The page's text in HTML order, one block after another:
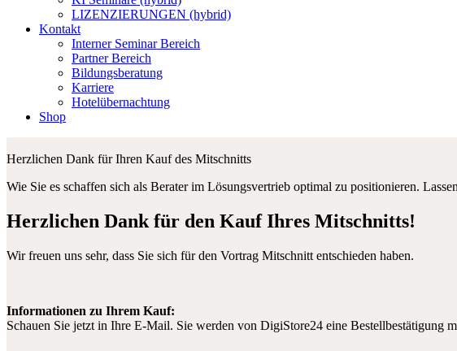
LIZENZIERUNGEN (hybrid)
Kontakt
Interner Seminar Bereich
Partner Bereich
Bildungsberatung
Karriere
Hotelübernachtung
Shop
Herzlichen Dank für Ihren Kauf des Mitschnitts
Wie Sie es schaffen sich als Berater im Lösungsvertrieb optimal zu positionieren.
Herzlichen Dank für den Kauf Ihres Mitschnitts!
Wir freuen uns sehr, dass Sie sich für den Vortrag Mitschnitt entschieden haben.
Informationen zu Ihrem Kauf:
Schauen Sie jetzt in Ihre E-Mail. Sie werden von DigiStore24 eine